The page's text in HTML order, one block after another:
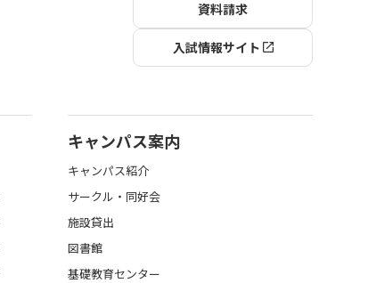
資料請求
入試情報サイト
キャンパス案内
キャンパス紹介
サークル・同好会
施設貸出
図書館
基礎教育センター